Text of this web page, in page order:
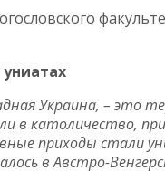
Украина, – это
в католичество,
приходы стали
в Австро-